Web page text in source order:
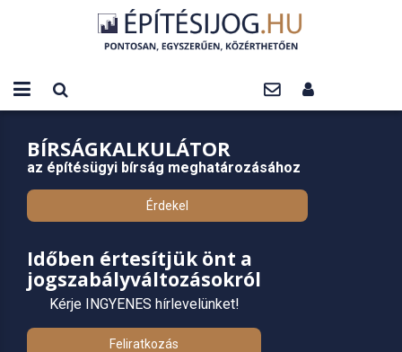
BÍRSÁGKALKULÁTOR
az építésügyi bírság meghatározásához
Érdekel
Időben értesítjük önt a
jogszabályváltozásokról
Kérje INGYENES hírlevelünket!
Feliratkozás